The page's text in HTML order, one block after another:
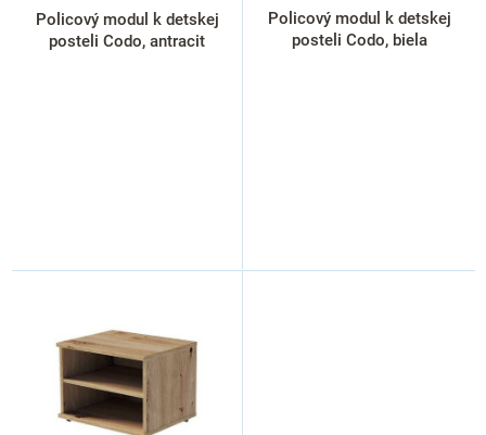
Policový modul k detskej
posteli Codo, antracit
Policový modul k detskej
posteli Codo, biela